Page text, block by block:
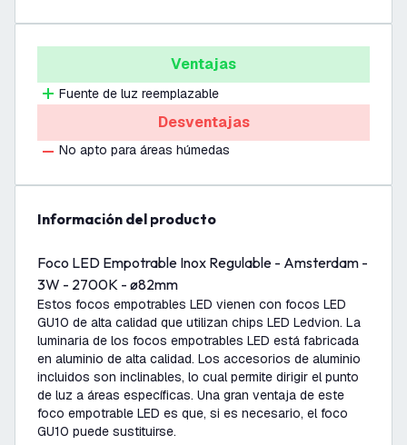
Ventajas
Fuente de luz reemplazable
Desventajas
No apto para áreas húmedas
información del producto
Foco LED Empotrable Inox Regulable - Amsterdam -
3W - 2700K - ø82mm
Estos focos empotrables LED vienen con focos LED
GU10 de alta calidad que utilizan chips LED Ledvion. La
luminaria de los focos empotrables LED está fabricada
en aluminio de alta calidad. Los accesorios de aluminio
incluidos son inclinables, lo cual permite dirigir el punto
de luz a áreas específicas. Una gran ventaja de este
foco empotrable LED es que, si es necesario, el foco
GU10 puede sustituirse.